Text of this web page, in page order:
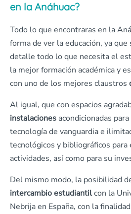
en la Anáhuac?
Todo lo que encontraras en la
forma de ver la educación, ya que
detalle todo lo que necesita el
la mejor formación académica y
con uno de los mejores claustros
Al igual, que con espacios
instalaciones acondicionadas
tecnología de vanguardia e
tecnológicos y bibliográficos
actividades, así como para su
Del mismo modo, la posibilidad
intercambio estudiantilcon la
Nebrija en España, con la